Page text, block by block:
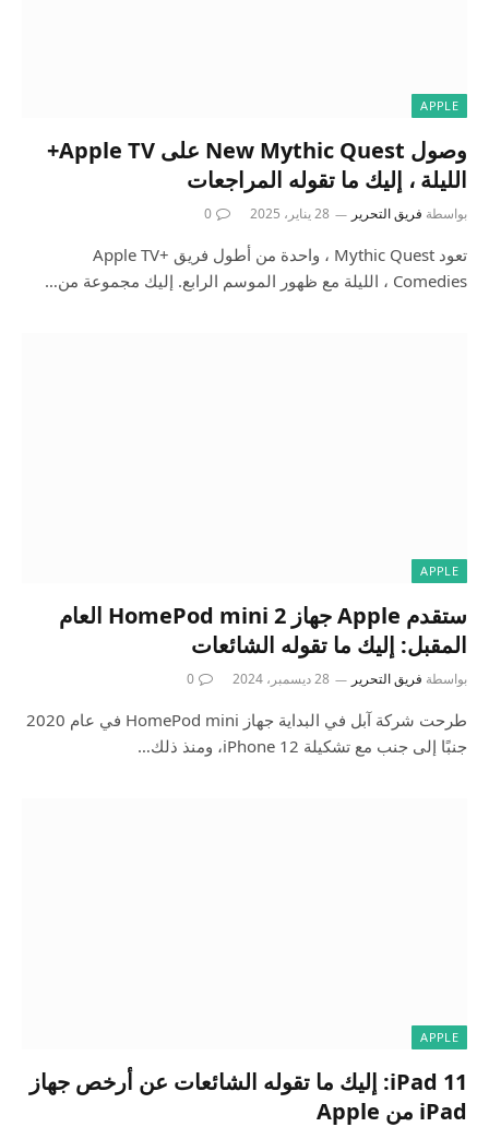
APPLE
وصول New Mythic Quest على Apple TV+
الليلة ، إليك ما تقوله المراجعات
بواسطة فريق التحرير 28 يناير، 2025 0
تعود Mythic Quest ، واحدة من أطول فريق Apple TV+
Comedies ، الليلة مع ظهور الموسم الرابع. إليك مجموعة من…
APPLE
ستقدم Apple جهاز HomePod mini 2 العام
المقبل: إليك ما تقوله الشائعات
بواسطة فريق التحرير 28 ديسمبر، 2024 0
طرحت شركة آبل في البداية جهاز HomePod mini في عام 2020
جنبًا إلى جنب مع تشكيلة iPhone 12، ومنذ ذلك…
APPLE
iPad 11: إليك ما تقوله الشائعات عن أرخص جهاز
iPad من Apple